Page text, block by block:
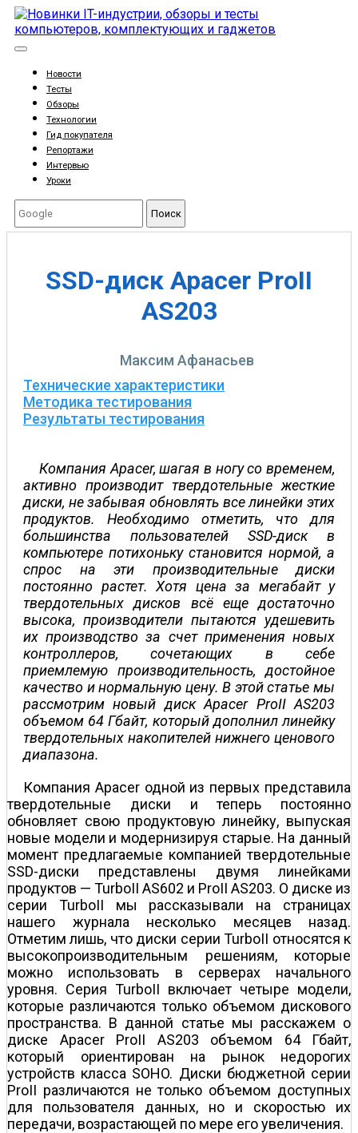
Новости
Тесты
Обзоры
Технологии
Гид покупателя
Репортажи
Интервью
Уроки
Поиск
SSD-диск Apacer ProII
AS203
Максим Афанасьев
Технические характеристики
Методика тестирования
Результаты тестирования
Компания Apacer, шагая в ногу со временем,
активно производит твердотельные жесткие
диски, не забывая обновлять все линейки этих
продуктов. Необходимо отметить, что для
большинства пользователей SSD-диск в
компьютере потихоньку становится нормой, а
спрос на эти производительные диски
постоянно растет. Хотя цена за мегабайт у
твердотельных дисков всё еще достаточно
высока, производители пытаются удешевить
их производство за счет применения новых
контроллеров, сочетающих в себе
приемлемую производительность, достойное
качество и нормальную цену. В этой статье мы
рассмотрим новый диск Apacer ProII AS203
объемом 64 Гбайт, который дополнил линейку
твердотельных накопителей нижнего ценового
диапазона.
Компания Apacer одной из первых представила
твердотельные диски и теперь постоянно
обновляет свою продуктовую линейку, выпуская
новые модели и модернизируя старые. На данный
момент предлагаемые компанией твердотельные
SSD-диски представлены двумя линейками
продуктов — TurboII AS602 и ProII AS203. О диске из
серии TurboII мы рассказывали на страницах
нашего журнала несколько месяцев назад.
Отметим лишь, что диски серии TurboII относятся к
высокопроизводительным решениям, которые
можно использовать в серверах начального
уровня. Серия TurboII включает четыре модели,
которые различаются только объемом дискового
пространства. В данной статье мы расскажем о
диске Apacer ProII AS203 объемом 64 Гбайт,
который ориентирован на рынок недорогих
устройств класса SOHO. Диски бюджетной серии
ProII различаются не только объемом доступных
для пользователя данных, но и скоростью их
передачи, возрастающей по мере его увеличения.